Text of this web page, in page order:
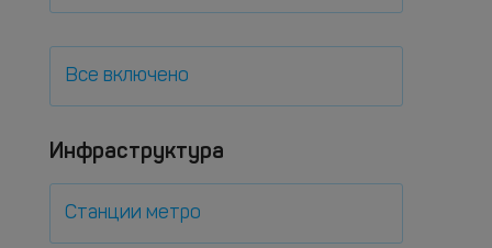
Все включено
Инфраструктура
Станции метро